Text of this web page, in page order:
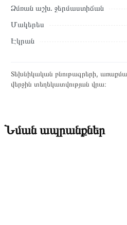
Ձմռան աշխ․ ջերմաստիճան
Մակերես
Էկրան
Տեխնիկական բնութագրերի,
վերջին տեղեկատվության վրա։
Նման ապրանքներ